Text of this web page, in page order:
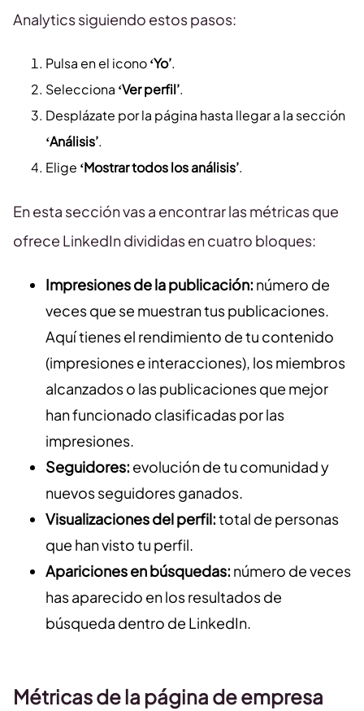
Analytics siguiendo estos pasos:
Pulsa en el icono‘Yo’.
Selecciona ‘Ver perfil’.
Desplázate por la página hasta llegar a la sección
‘Análisis’.
Elige ‘Mostrar todos los análisis’.
En esta sección vas a encontrar las métricas que
ofrece LinkedIn divididas en cuatro bloques:
Impresiones de la publicación: número de
veces que se muestran tus publicaciones.
Aquí tienes el rendimiento de tu contenido
(impresiones e interacciones), los miembros
alcanzados o las publicaciones que mejor
han funcionado clasificadas por las
impresiones.
Seguidores: evolución de tu comunidad y
nuevos seguidores ganados.
Visualizaciones del perfil:total de personas
que han visto tu perfil.
Apariciones en búsquedas: número de veces
has aparecido en los resultados de
búsqueda dentro de LinkedIn.
Métricas de la página de empresa